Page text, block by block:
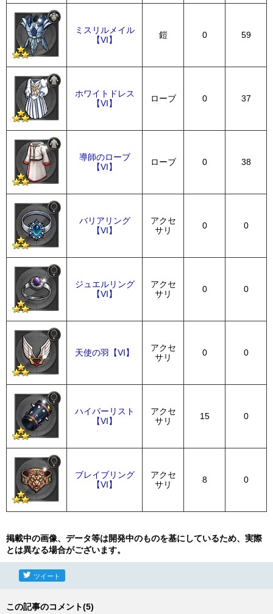
ミスリルメイル
【VI】
鎧 0 59
ホワイトドレス
【VI】
ローブ 0 37
導師のローブ
【VI】
ローブ 0 38
バリアリング
【VI】
アクセ
サリ
0 0
ジュエルリング
【VI】
アクセ
サリ
0 0
天使の羽【VI】
アクセ
サリ
0 0
ハイパーリスト
【VI】
アクセ
サリ
15 0
ブレイブリング
【VI】
アクセ
サリ
8 0
掲載中の画像、データ等は開発中のものを基にしているため、実際
とは異なる場合がございます。
ツイート
この記事のコメント(5)